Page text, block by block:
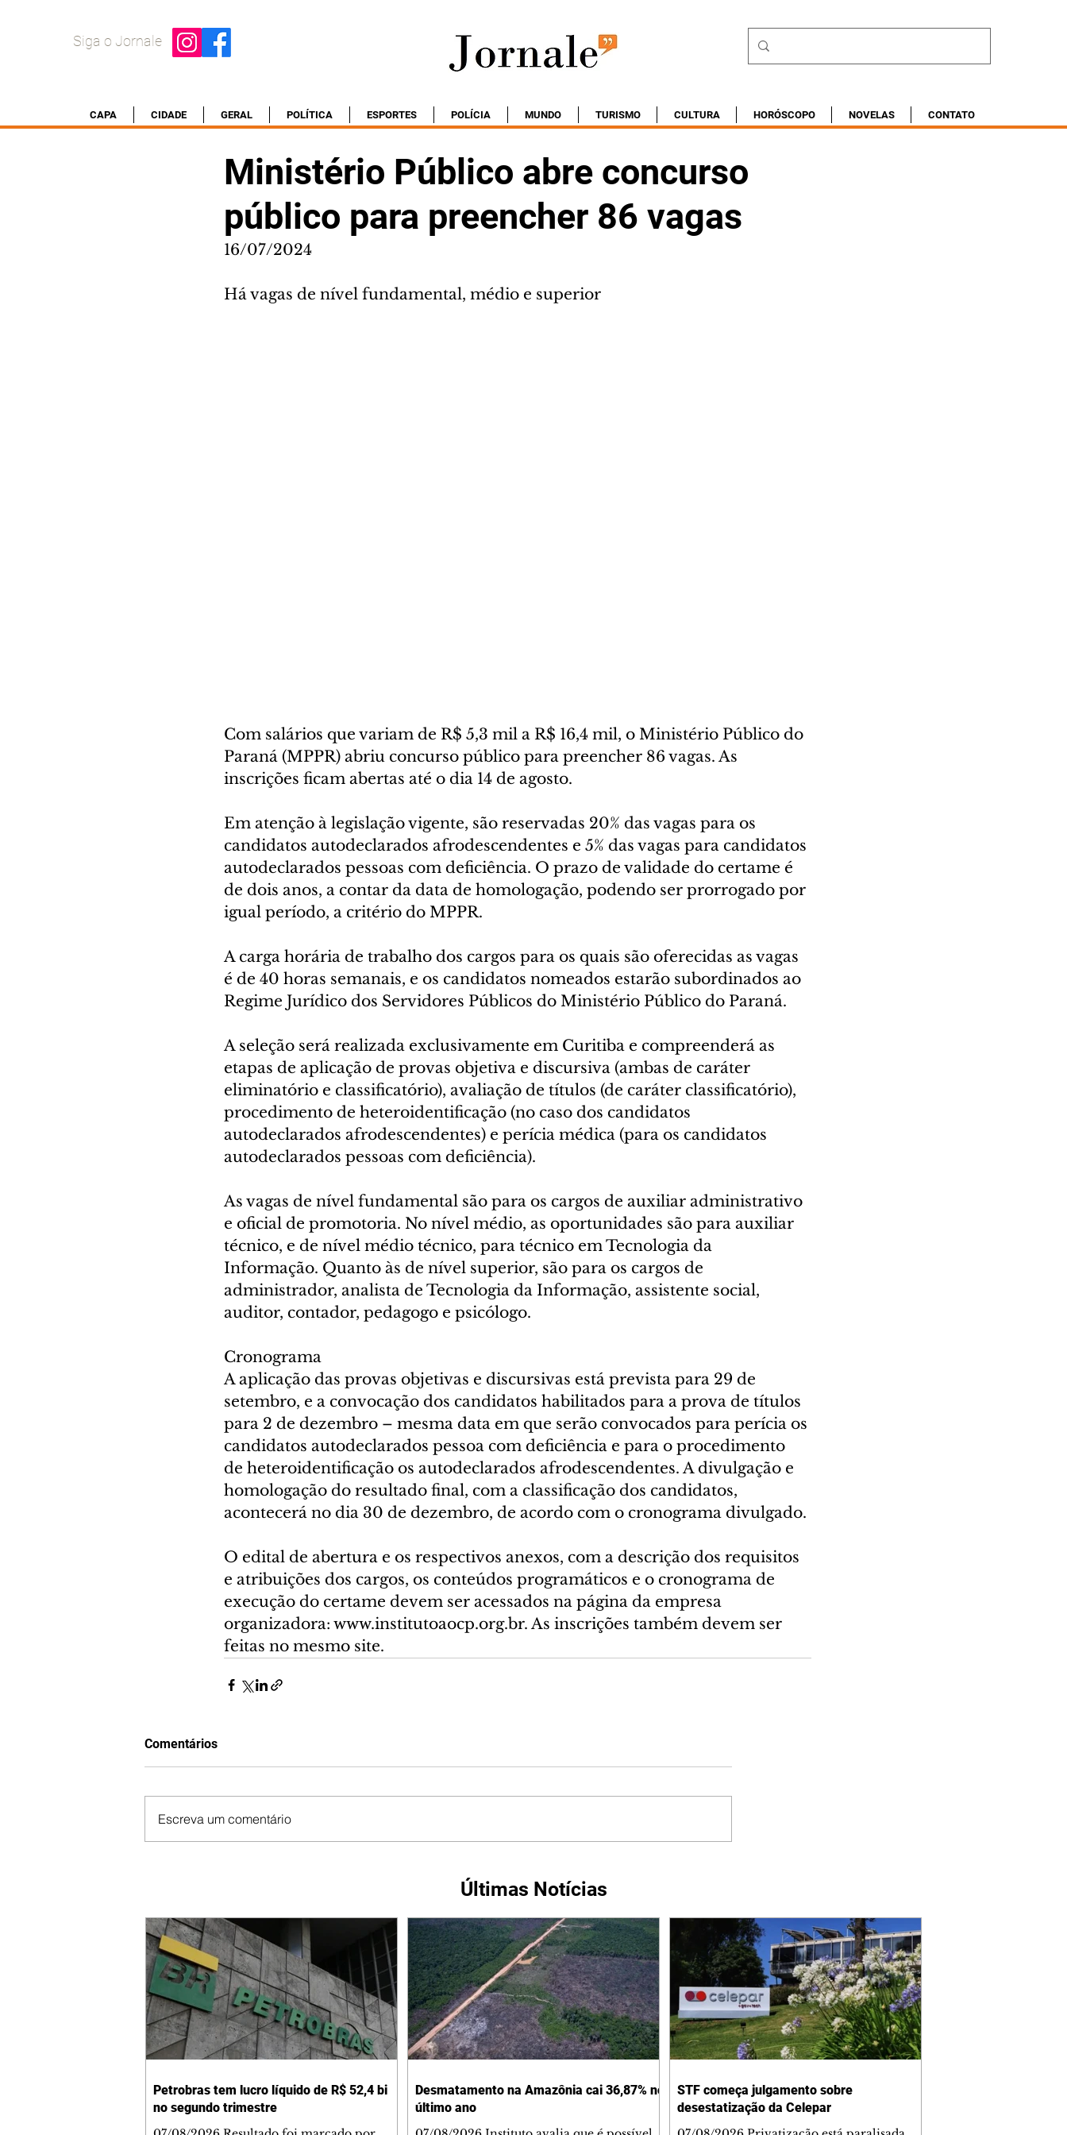
Siga o Jornale
CAPA CIDADE GERAL POLÍTICA ESPORTES POLÍCIA MUNDO TURISMO CULTURA HORÓSCOPO NOVELAS CONTATO
Ministério Público abre concurso
público para preencher 86 vagas
16/07/2024
Há vagas de nível fundamental, médio e superior
Com salários que variam de R$ 5,3 mil a R$ 16,4 mil, o Ministério Público do
Paraná (MPPR) abriu concurso público para preencher 86 vagas. As
inscrições ficam abertas até o dia 14 de agosto.
Em atenção à legislação vigente, são reservadas 20% das vagas para os
candidatos autodeclarados afrodescendentes e 5% das vagas para candidatos
autodeclarados pessoas com deficiência. O prazo de validade do certame é
de dois anos, a contar da data de homologação, podendo ser prorrogado por
igual período, a critério do MPPR.
A carga horária de trabalho dos cargos para os quais são oferecidas as vagas
é de 40 horas semanais, e os candidatos nomeados estarão subordinados ao
Regime Jurídico dos Servidores Públicos do Ministério Público do Paraná.
A seleção será realizada exclusivamente em Curitiba e compreenderá as
etapas de aplicação de provas objetiva e discursiva (ambas de caráter
eliminatório e classificatório), avaliação de títulos (de caráter classificatório),
procedimento de heteroidentificação (no caso dos candidatos
autodeclarados afrodescendentes) e perícia médica (para os candidatos
autodeclarados pessoas com deficiência).
As vagas de nível fundamental são para os cargos de auxiliar administrativo
e oficial de promotoria. No nível médio, as oportunidades são para auxiliar
técnico, e de nível médio técnico, para técnico em Tecnologia da
Informação. Quanto às de nível superior, são para os cargos de
administrador, analista de Tecnologia da Informação, assistente social,
auditor, contador, pedagogo e psicólogo.
Cronograma
A aplicação das provas objetivas e discursivas está prevista para 29 de
setembro, e a convocação dos candidatos habilitados para a prova de títulos
para 2 de dezembro – mesma data em que serão convocados para perícia os
candidatos autodeclarados pessoa com deficiência e para o procedimento
de heteroidentificação os autodeclarados afrodescendentes. A divulgação e
homologação do resultado final, com a classificação dos candidatos,
acontecerá no dia 30 de dezembro, de acordo com o cronograma divulgado.
O edital de abertura e os respectivos anexos, com a descrição dos requisitos
e atribuições dos cargos, os conteúdos programáticos e o cronograma de
execução do certame devem ser acessados na página da empresa
organizadora: www.institutoaocp.org.br. As inscrições também devem ser
feitas no mesmo site.
Comentários
Escreva um comentário
Últimas Notícias
Petrobras tem lucro líquido de R$ 52,4 bi
no segundo trimestre
Desmatamento na Amazônia cai 36,87% no
último ano
STF começa julgamento sobre
desestatização da Celepar